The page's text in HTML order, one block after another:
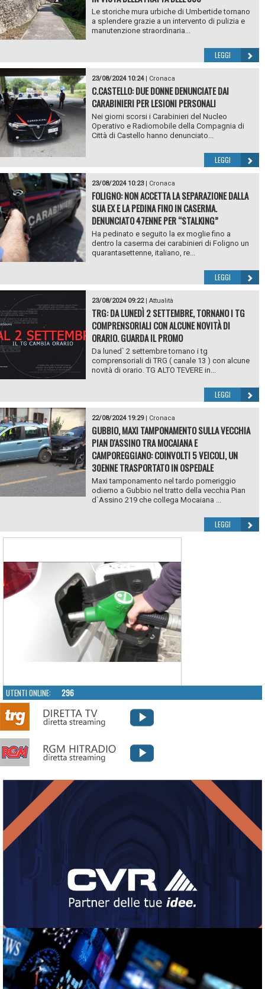
Le storiche mura urbiche di Umbertide tornano
a splendere grazie a un intervento di pulizia e
manutenzione straordinaria...
LEGGI
23/08/2024 10:24| Cronaca
C.CASTELLO: DUE DONNE DENUNCIATE DAI
CARABINIERI PER LESIONI PERSONALI
Nei giorni scorsi i Carabinieri del Nucleo
Operativo e Radiomobile della Compagnia di
Città di Castello hanno denunciato...
LEGGI
23/08/2024 10:23| Cronaca
FOLIGNO: NON ACCETTA LA SEPARAZIONE DALLA
SUA EX E LA PEDINA FINO IN CASERMA.
DENUNCIATO 47ENNE PER “STALKING”
Ha pedinato e seguito la ex moglie fino a
dentro la caserma dei carabinieri di Foligno un
quarantasettenne, italiano, re...
LEGGI
23/08/2024 09:22| Attualità
TRG: DA LUNEDÌ 2 SETTEMBRE, TORNANO I TG
COMPRENSORIALI CON ALCUNE NOVITÀ DI
ORARIO. GUARDA IL PROMO
Da luned` 2 settembre tornano i tg
comprensoriali di TRG ( canale 13 ) con alcune
novità di orario. TG ALTO TEVERE in...
LEGGI
22/08/2024 19:29| Cronaca
GUBBIO, MAXI TAMPONAMENTO SULLA VECCHIA
PIAN D'ASSINO TRA MOCAIANA E
CAMPOREGGIANO: COINVOLTI 5 VEICOLI, UN
30ENNE TRASPORTATO IN OSPEDALE
Maxi tamponamento nel tardo pomeriggio
odierno a Gubbio nel tratto della vecchia Pian
d`Assino 219 che collega Mocaiana ...
LEGGI
UTENTI ONLINE: 296